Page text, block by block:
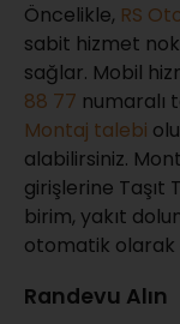
Öncelikle, RS
sabit hizmet
sağlar. Mobil
88 77 numaralı
Montaj talebi
alabilirsiniz.
girişlerine Taşıt
birim, yakıt
otomatik olarak
Randevu Alın